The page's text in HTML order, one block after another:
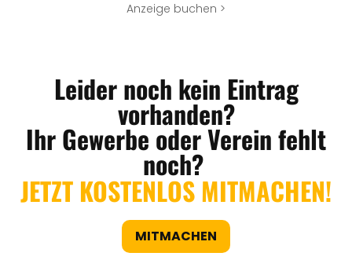
Anzeige buchen >
Leider noch kein Eintrag
vorhanden?
Ihr Gewerbe oder Verein fehlt
noch?
JETZT KOSTENLOS MITMACHEN!
MITMACHEN